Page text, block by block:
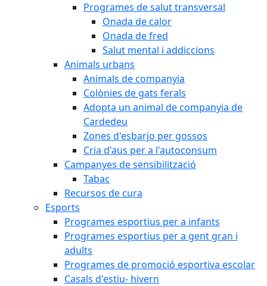
Programes de salut transversal
Onada de calor
Onada de fred
Salut mental i addiccions
Animals urbans
Animals de companyia
Colònies de gats ferals
Adopta un animal de companyia de
Cardedeu
Zones d'esbarjo per gossos
Cria d'aus per a l'autoconsum
Campanyes de sensibilització
Tabac
Recursos de cura
Esports
Programes esportius per a infants
Programes esportius per a gent gran i
adults
Programes de promoció esportiva escolar
Casals d'estiu- hivern